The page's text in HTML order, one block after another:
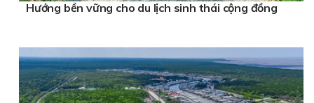
Hướng bền vững cho du lịch sinh thái cộng đồng